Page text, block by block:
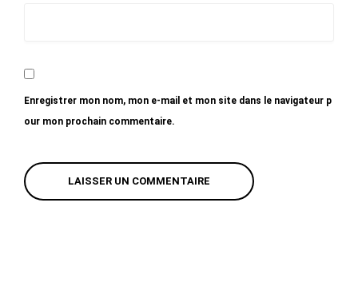
Enregistrer mon nom, mon e-mail et mon site dans le navigateur p
our mon prochain commentaire.